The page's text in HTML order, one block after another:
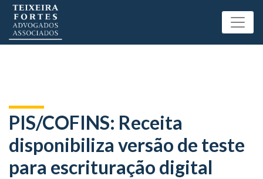
PIS/COFINS: Receita
disponibiliza versão de teste
para escrituração digital